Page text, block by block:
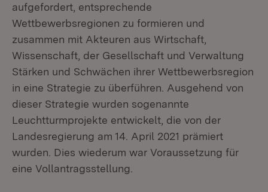
aufgefordert, entsprechende
Wettbewerbsregionen zu formieren und
zusammen mit Akteuren aus Wirtschaft,
Wissenschaft, der Gesellschaft und Verwaltung
Stärken und Schwächen ihrer Wettbewerbsregion
in eine Strategie zu überführen. Ausgehend von
dieser Strategie wurden sogenannte
Leuchtturmprojekte entwickelt, die von der
Landesregierung am 14. April 2021 prämiert
wurden. Dies wiederum war Voraussetzung für
eine Vollantragsstellung.